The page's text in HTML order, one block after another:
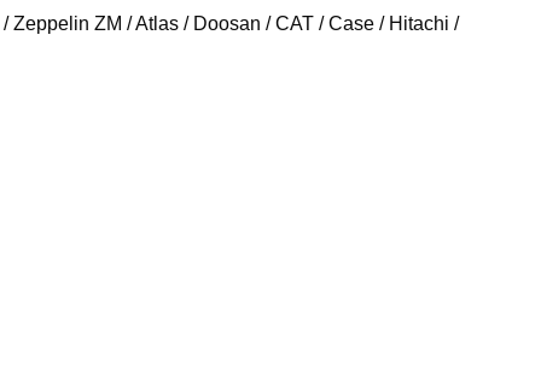
Zeppelin ZM / Atlas / Doosan / CAT / Case / Hitachi /